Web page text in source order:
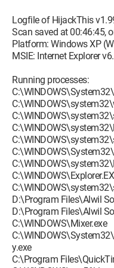
Files\Alwil
O23 - Service: avast! Mail
D:\Program Files\Alwil
/service (file missing)
O23 - Service: avast! Web
D:\Program Files\Alwil
/service (file missing)
O23 - Service: C-DillaSrv -
O23 - Service: LexBce
International, Inc. -
pouvez-vous me donner
merci d'avance
Configuration: PC /
Logfile of HijackThis
Scan saved at 00:46:45,
Platform: Windows XP
MSIE: Internet Explorer
Running processes:
D:\Program Files\Alwil
D:\Program Files\Alwil
C:\WINDOWS\Mixer.exe
y.exe
C:\Program